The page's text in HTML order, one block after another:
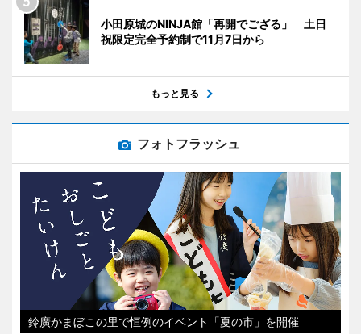
小田原城のNINJA館「再開でござる」 土日
祝限定完全予約制で11月7日から
もっと見る
フォトフラッシュ
鈴廣かまぼこの里で恒例のイベント「夏の市」を開催